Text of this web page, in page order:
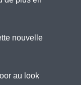
nouvelle
au look